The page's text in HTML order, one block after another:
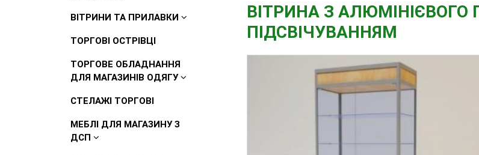
ВІТРИНИ ТА ПРИЛАВКИ
ТОРГОВІ ОСТРІВЦІ
ТОРГОВЕ ОБЛАДНАННЯ
ДЛЯ МАГАЗИНІВ ОДЯГУ
СТЕЛАЖІ ТОРГОВІ
МЕБЛІ ДЛЯ МАГАЗИНУ З
ДСП
ВІТРИНА З
ПІДСВІЧУВАННЯМ